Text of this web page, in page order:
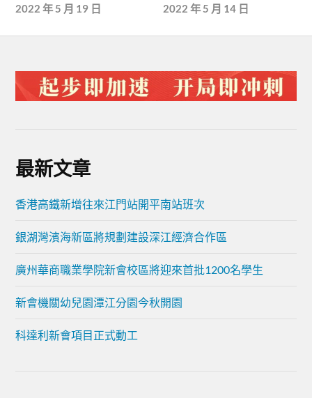
2022 年 5 月 19 日 2022 年 5 月 14 日
最新文章
香港高鐵新增往來江門站開平南站班次
銀湖灣濱海新區將規劃建設深江經濟合作區
廣州華商職業學院新會校區將迎來首批1200名學生
新會機關幼兒園潭江分園今秋開園
科達利新會項目正式動工